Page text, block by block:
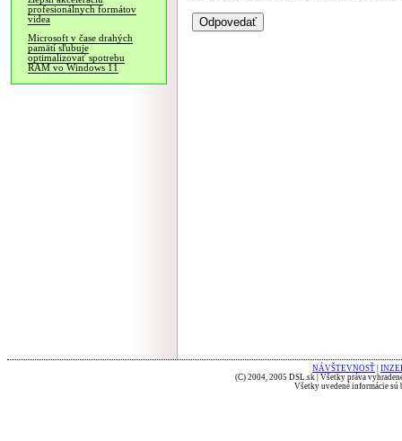
profesionálnych formátov
videa
Microsoft v čase drahých
pamätí sľubuje
optimalizovať spotrebu
RAM vo Windows 11
NÁVŠTEVNOSŤ
(C) 2004, 2005 DSL.sk | Všetky práva
Všetky uvedené informácie sú